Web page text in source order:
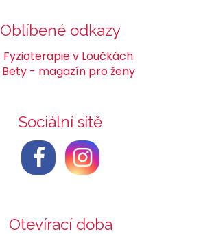
Oblíbené odkazy
Fyzioterapie v Loučkách
Bety - magazín pro ženy
Sociální sítě
Otevírací doba